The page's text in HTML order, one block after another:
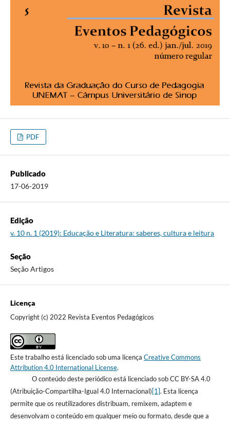
PDF
Publicado
17-06-2019
Edição
v. 10 n. 1 (2019): Educação e Literatura: saberes, cultura e leitura
Seção
Seção Artigos
Licença
Copyright (c) 2022 Revista Eventos Pedagógicos
Este trabalho está licenciado sob uma licença Creative Commons
Attribution 4.0 International License.
O conteúdo deste periódico está licenciado sob CC BY-SA 4.0
(Atribuição-Compartilha-Igual 4.0 Internacional)[1]. Esta licença
permite que os reutilizadores distribuam, remixem, adaptem e
desenvolvam o conteúdo em qualquer meio ou formato, desde que a